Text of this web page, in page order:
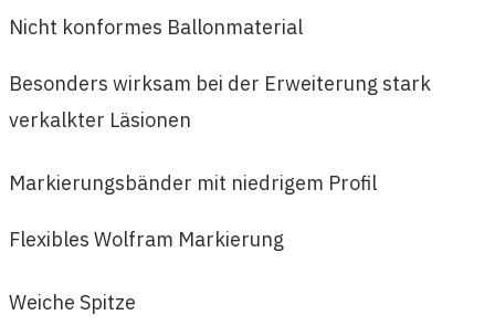
Nicht konformes Ballonmaterial
Besonders wirksam bei der Erweiterung stark
verkalkter Läsionen
Markierungsbänder mit niedrigem Profil
Flexibles Wolfram Markierung
Weiche Spitze